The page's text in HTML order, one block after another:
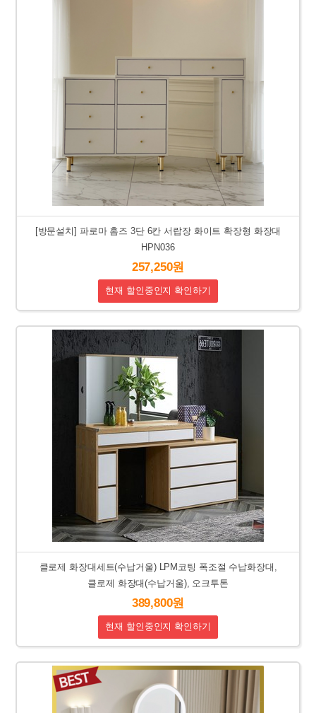
[방문설치] 파로마 홈즈 3단 6칸 서랍장 화이트 확장형 화장대
HPN036
257,250원
현재 할인중인지 확인하기
클로제 화장대세트(수납거울) LPM코팅 폭조절 수납화장대,
클로제 화장대(수납거울), 오크투톤
389,800원
현재 할인중인지 확인하기